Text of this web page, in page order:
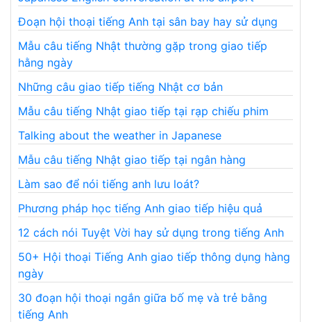
Đoạn hội thoại tiếng Anh tại sân bay hay sử dụng
Mẫu câu tiếng Nhật thường gặp trong giao tiếp
hằng ngày
Những câu giao tiếp tiếng Nhật cơ bản
Mẫu câu tiếng Nhật giao tiếp tại rạp chiếu phim
Talking about the weather in Japanese
Mẫu câu tiếng Nhật giao tiếp tại ngân hàng
Làm sao để nói tiếng anh lưu loát?
Phương pháp học tiếng Anh giao tiếp hiệu quả
12 cách nói Tuyệt Vời hay sử dụng trong tiếng Anh
50+ Hội thoại Tiếng Anh giao tiếp thông dụng hàng
ngày
30 đoạn hội thoại ngắn giữa bố mẹ và trẻ bằng
tiếng Anh